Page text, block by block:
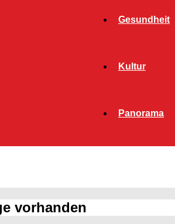
Gesundheit
Kultur
Panorama
vorhanden